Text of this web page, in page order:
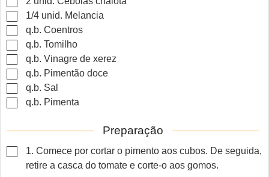
▢
1/4 unid. Melancia
▢
q.b. Coentros
▢
q.b. Tomilho
▢
q.b. Vinagre de xerez
▢
q.b. Pimentão doce
▢
q.b. Sal
▢
q.b. Pimenta
Preparação
▢
1. Comece por cortar o pimento aos cubos. De seguida,
retire a casca do tomate e corte-o aos gomos.